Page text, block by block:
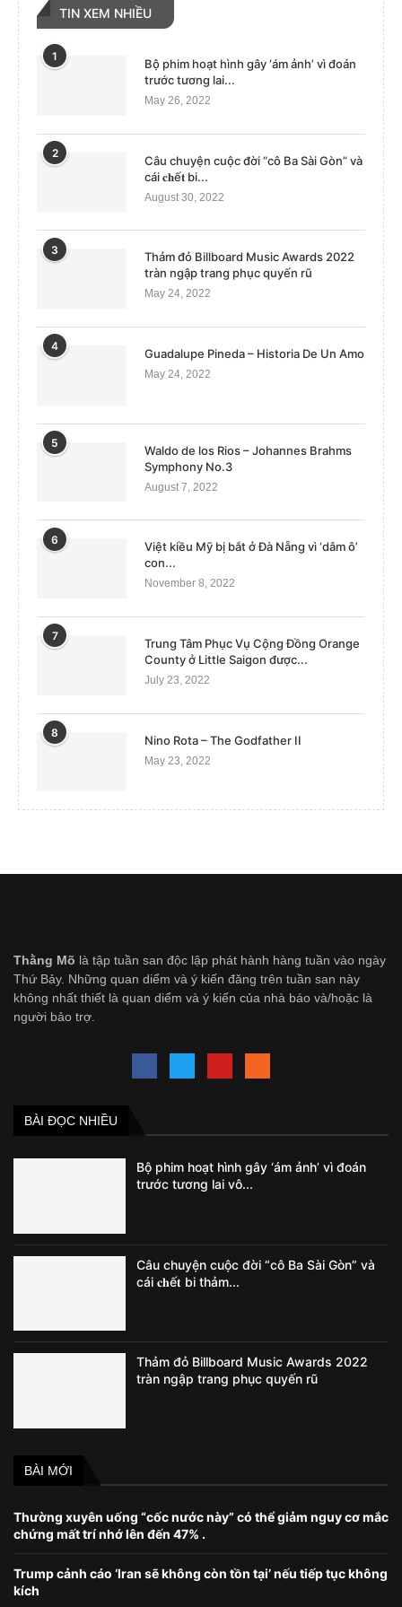
TIN XEM NHIỀU
1
Bộ phim hoạt hình gây ‘ám ảnh’ vì đoán
trước tương lai...
May 26, 2022
2
Câu chuyện cuộc đời “cô Ba Sài Gòn” và
cái 𝐜𝐡ế𝐭 bi...
August 30, 2022
3
Thảm đỏ Billboard Music Awards 2022
tràn ngập trang phục quyến rũ
May 24, 2022
4
Guadalupe Pineda – Historia De Un Amo
May 24, 2022
5
Waldo de los Rios – Johannes Brahms
Symphony No.3
August 7, 2022
6
Việt kiều Mỹ bị bắt ở Đà Nẵng vì ‘dâm ô’
con...
November 8, 2022
7
Trung Tâm Phục Vụ Cộng Đồng Orange
County ở Little Saigon được...
July 23, 2022
8
Nino Rota – The Godfather II
May 23, 2022
Thằng Mõ là tập tuần san độc lập phát hành hàng tuần vào ngày
Thứ Bảy. Những quan diểm và ý kiến đăng trên tuần san này
không nhất thiết là quan diểm và ý kiến của nhà báo và/hoặc là
người bảo trợ.
BÀI ĐỌC NHIỀU
Bộ phim hoạt hình gây ‘ám ảnh’ vì đoán
trước tương lai vô...
Câu chuyện cuộc đời “cô Ba Sài Gòn” và
cái 𝐜𝐡ế𝐭 bi thảm...
Thảm đỏ Billboard Music Awards 2022
tràn ngập trang phục quyến rũ
BÀI MỚI
Thường xuyên uống “cốc nước này” có thể giảm nguy cơ mắc
chứng mất trí nhớ lên đến 47% .
Trump cảnh cáo ‘Iran sẽ không còn tồn tại’ nếu tiếp tục không
kích